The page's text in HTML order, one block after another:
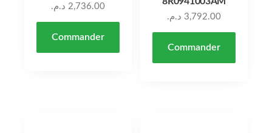
2,736.00 د.م.
Commander
3,792.00 د.م.
Commander